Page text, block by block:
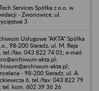
Services Spółka z o.o. w
- Zwonowice, ul.
3
Usługowe "AKTA" Spółka
98-200 Sieradz, ul. M. Reja
tel./fax: 043 822 74 01; e-mail:
akta.pl;
akta.pl;
- 98-200 Sieradz, ul. A.
6, tel./fax: 043 822 79
tel. kom. 602 39 36 26